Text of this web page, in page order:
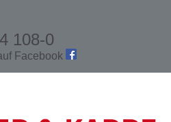
108-0
Facebook